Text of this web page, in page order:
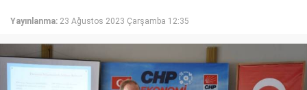
Yayınlanma: 23 Ağustos 2023 Çarşamba 12:35